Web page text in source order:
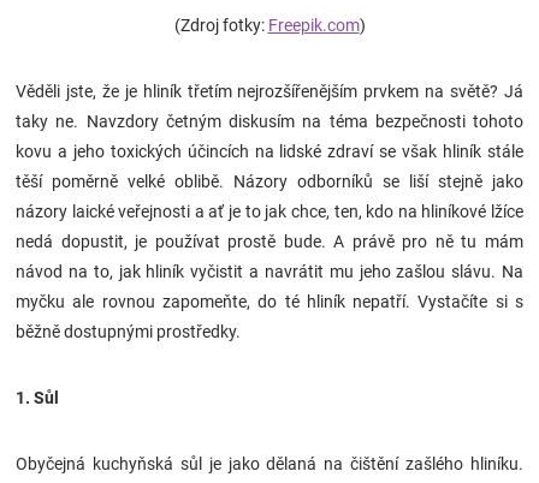
oblečení
Novinky
Značky
Blog
Hračkářství
Přihlášení
(Zdroj fotky: Freepik.com)
Věděli jste, že je hliník třetím nejrozšířenějším prvkem na světě? Já
taky ne. Navzdory četným diskusím na téma bezpečnosti tohoto
kovu a jeho toxických účincích na lidské zdraví se však hliník stále
těší poměrně velké oblibě. Názory odborníků se liší stejně jako
názory laické veřejnosti a ať je to jak chce, ten, kdo na hliníkové lžíce
nedá dopustit, je používat prostě bude. A právě pro ně tu mám
návod na to, jak hliník vyčistit a navrátit mu jeho zašlou slávu. Na
myčku ale rovnou zapomeňte, do té hliník nepatří. Vystačíte si s
běžně dostupnými prostředky.
1. Sůl
Obyčejná kuchyňská sůl je jako dělaná na čištění zašlého hliníku.